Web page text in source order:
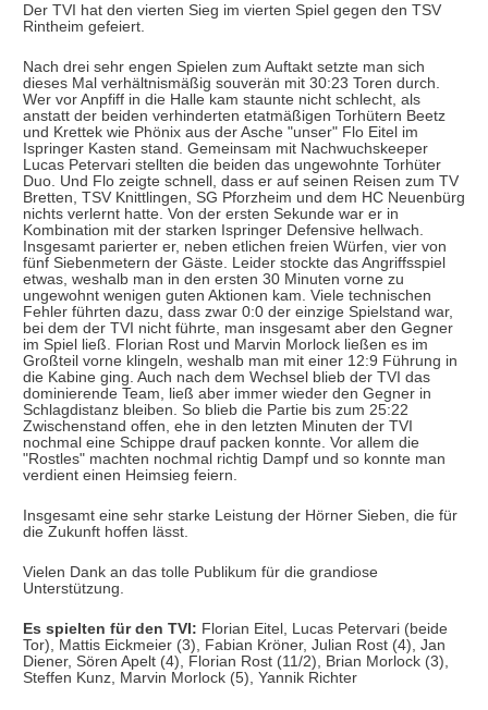
Der TVI hat den vierten Sieg im vierten Spiel gegen den TSV
Rintheim gefeiert.
Nach drei sehr engen Spielen zum Auftakt setzte man sich
dieses Mal verhältnismäßig souverän mit 30:23 Toren durch.
Wer vor Anpfiff in die Halle kam staunte nicht schlecht, als
anstatt der beiden verhinderten etatmäßigen Torhütern Beetz
und Krettek wie Phönix aus der Asche "unser" Flo Eitel im
Ispringer Kasten stand. Gemeinsam mit Nachwuchskeeper
Lucas Petervari stellten die beiden das ungewohnte Torhüter
Duo. Und Flo zeigte schnell, dass er auf seinen Reisen zum TV
Bretten, TSV Knittlingen, SG Pforzheim und dem HC Neuenbürg
nichts verlernt hatte. Von der ersten Sekunde war er in
Kombination mit der starken Ispringer Defensive hellwach.
Insgesamt parierter er, neben etlichen freien Würfen, vier von
fünf Siebenmetern der Gäste. Leider stockte das Angriffsspiel
etwas, weshalb man in den ersten 30 Minuten vorne zu
ungewohnt wenigen guten Aktionen kam. Viele technischen
Fehler führten dazu, dass zwar 0:0 der einzige Spielstand war,
bei dem der TVI nicht führte, man insgesamt aber den Gegner
im Spiel ließ. Florian Rost und Marvin Morlock ließen es im
Großteil vorne klingeln, weshalb man mit einer 12:9 Führung in
die Kabine ging. Auch nach dem Wechsel blieb der TVI das
dominierende Team, ließ aber immer wieder den Gegner in
Schlagdistanz bleiben. So blieb die Partie bis zum 25:22
Zwischenstand offen, ehe in den letzten Minuten der TVI
nochmal eine Schippe drauf packen konnte. Vor allem die
"Rostles" machten nochmal richtig Dampf und so konnte man
verdient einen Heimsieg feiern.
Insgesamt eine sehr starke Leistung der Hörner Sieben, die für
die Zukunft hoffen lässt.
Vielen Dank an das tolle Publikum für die grandiose
Unterstützung.
Es spielten für den TVI: Florian Eitel, Lucas Petervari (beide
Tor), Mattis Eickmeier (3), Fabian Kröner, Julian Rost (4), Jan
Diener, Sören Apelt (4), Florian Rost (11/2), Brian Morlock (3),
Steffen Kunz, Marvin Morlock (5), Yannik Richter